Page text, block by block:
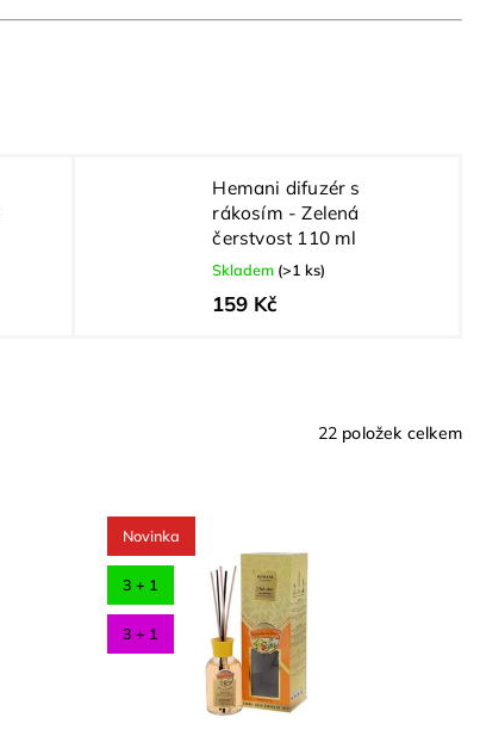
Hemani difuzér s
rákosím - Zelená
čerstvost 110 ml
Skladem (>1 ks)
159 Kč
22 položek celkem
Novinka
3 + 1
3 + 1